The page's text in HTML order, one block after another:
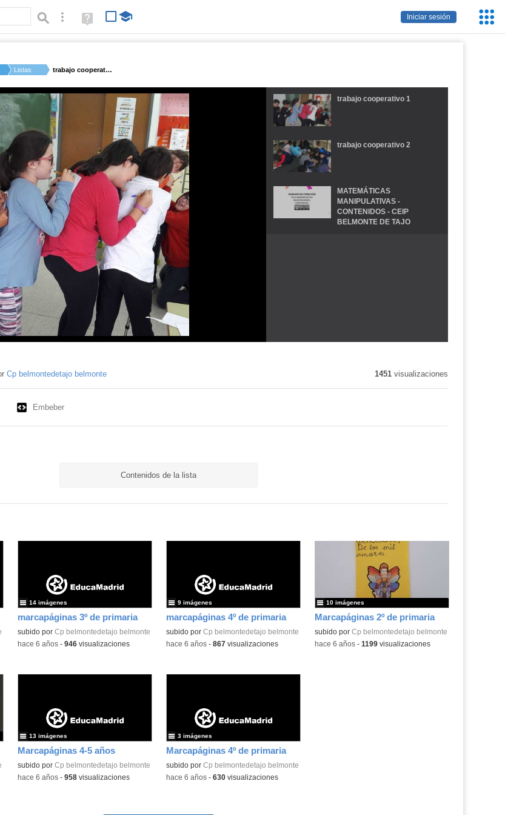
Iniciar sesión
Búsqueda avanzada
Ayuda
(en
...
Listas trabajo cooperativo
trabajo cooperativo 1
trabajo cooperativo 2
MATEMÁTICAS
MANIPULATIVAS -
CONTENIDOS - CEIP
BELMONTE DE TAJO
Cp belmontedetajo belmonte 1451visualizaciones
Embeber
Contenidos de la lista
marcapáginas 3º de primaria
subido por Cp belmontedetajo belmonte
14 imágenes
-hace 6 años- 946visualizaciones
marcapáginas 4º de primaria
subido por Cp belmontedetajo belmonte
9 imágenes
-hace 6 años- 867visualizaciones
Marcapáginas 2º de primaria
subido por Cp belmontedetajo belmonte
10 imágenes
-hace 6 años- 1199visualizaciones
Marcapáginas 4-5 años
subido por Cp belmontedetajo belmonte
13 imágenes
-hace 6 años- 958visualizaciones
Marcapáginas 4º de primaria
subido por Cp belmontedetajo belmonte
3 imágenes
-hace 6 años- 630visualizaciones